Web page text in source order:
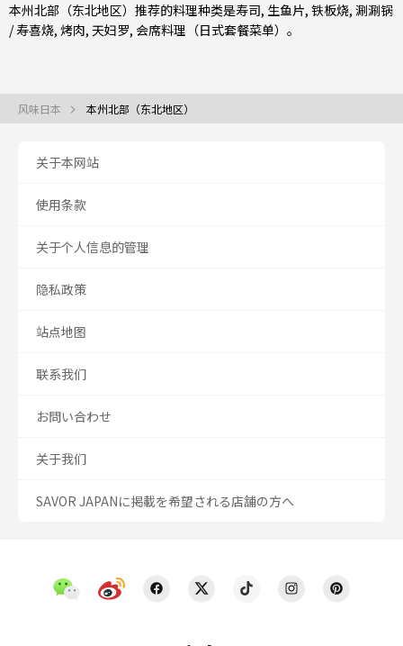
本州北部（东北地区）推荐的料理种类是寿司, 生鱼片, 铁板烧, 涮涮锅
/ 寿喜烧, 烤肉, 天妇罗, 会席料理（日式套餐菜单） 。
风味日本 本州北部（东北地区）
关于本网站
使用条款
关于个人信息的管理
隐私政策
站点地图
联系我们
お問い合わせ
关于我们
SAVOR JAPANに掲載を希望される店舗の方へ